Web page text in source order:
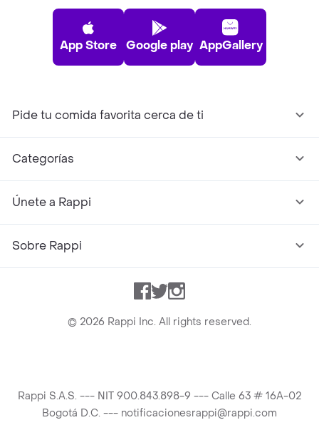
App Store Google play AppGallery
Pide tu comida favorita cerca de ti
Categorías
Únete a Rappi
Sobre Rappi
Facebook
TwitterInstagram
© 2026 Rappi Inc. All rights reserved.
Rappi S.A.S. --- NIT 900.843.898-9 --- Calle 63 # 16A-02
Bogotá D.C. --- notificacionesrappi@rappi.com